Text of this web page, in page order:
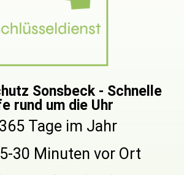
Sonsbeck - Schnelle
rund um die Uhr
365 Tage im Jahr
30 Minuten vor Ort